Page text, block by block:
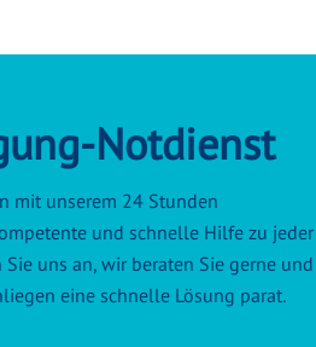
Notdienst
mit unserem 24 Stunden
und schnelle Hilfe zu jeder
uns an, wir beraten Sie gerne und
eine schnelle Lösung parat.